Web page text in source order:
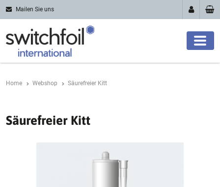
Mailen Sie uns
Home Webshop Säurefreier Kitt
Säurefreier Kitt